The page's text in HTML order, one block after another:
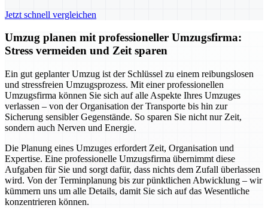
Jetzt schnell vergleichen
Umzug planen mit professioneller Umzugsfirma:
Stress vermeiden und Zeit sparen
Ein gut geplanter Umzug ist der Schlüssel zu einem reibungslosen
und stressfreien Umzugsprozess. Mit einer professionellen
Umzugsfirma können Sie sich auf alle Aspekte Ihres Umzuges
verlassen – von der Organisation der Transporte bis hin zur
Sicherung sensibler Gegenstände. So sparen Sie nicht nur Zeit,
sondern auch Nerven und Energie.
Die Planung eines Umzuges erfordert Zeit, Organisation und
Expertise. Eine professionelle Umzugsfirma übernimmt diese
Aufgaben für Sie und sorgt dafür, dass nichts dem Zufall überlassen
wird. Von der Terminplanung bis zur pünktlichen Abwicklung – wir
kümmern uns um alle Details, damit Sie sich auf das Wesentliche
konzentrieren können.